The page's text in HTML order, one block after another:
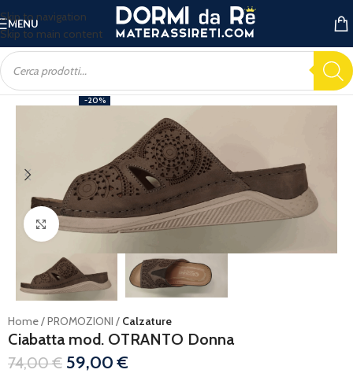
Skip to navigation
Skip to main content
MENU
-20%
Ingrandisci
Home PROMOZIONI Calzature
Ciabatta mod. OTRANTO Donna
74,00€ 59,00€